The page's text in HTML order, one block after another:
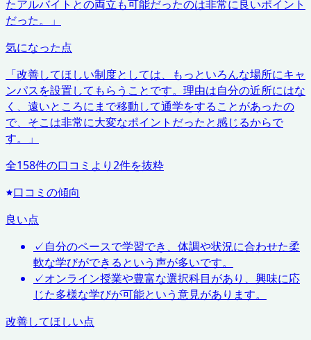
たアルバイトとの両立も可能だったのは非常に良いポイント
だった。
」
気になった点
「改善してほしい制度としては、もっといろんな場所にキャ
ンパスを設置してもらうことです。理由は自分の近所にはな
く、遠いところにまで移動して通学をすることがあったの
で、そこは非常に大変なポイントだったと感じるからで
す。
」
全158件の口コミより2件を抜粋
口コミの傾向
良い点
✓自分のペースで学習でき、体調や状況に合わせた柔
軟な学びができるという声が多いです。
✓オンライン授業や豊富な選択科目があり、興味に応
じた多様な学びが可能という意見があります。
改善してほしい点